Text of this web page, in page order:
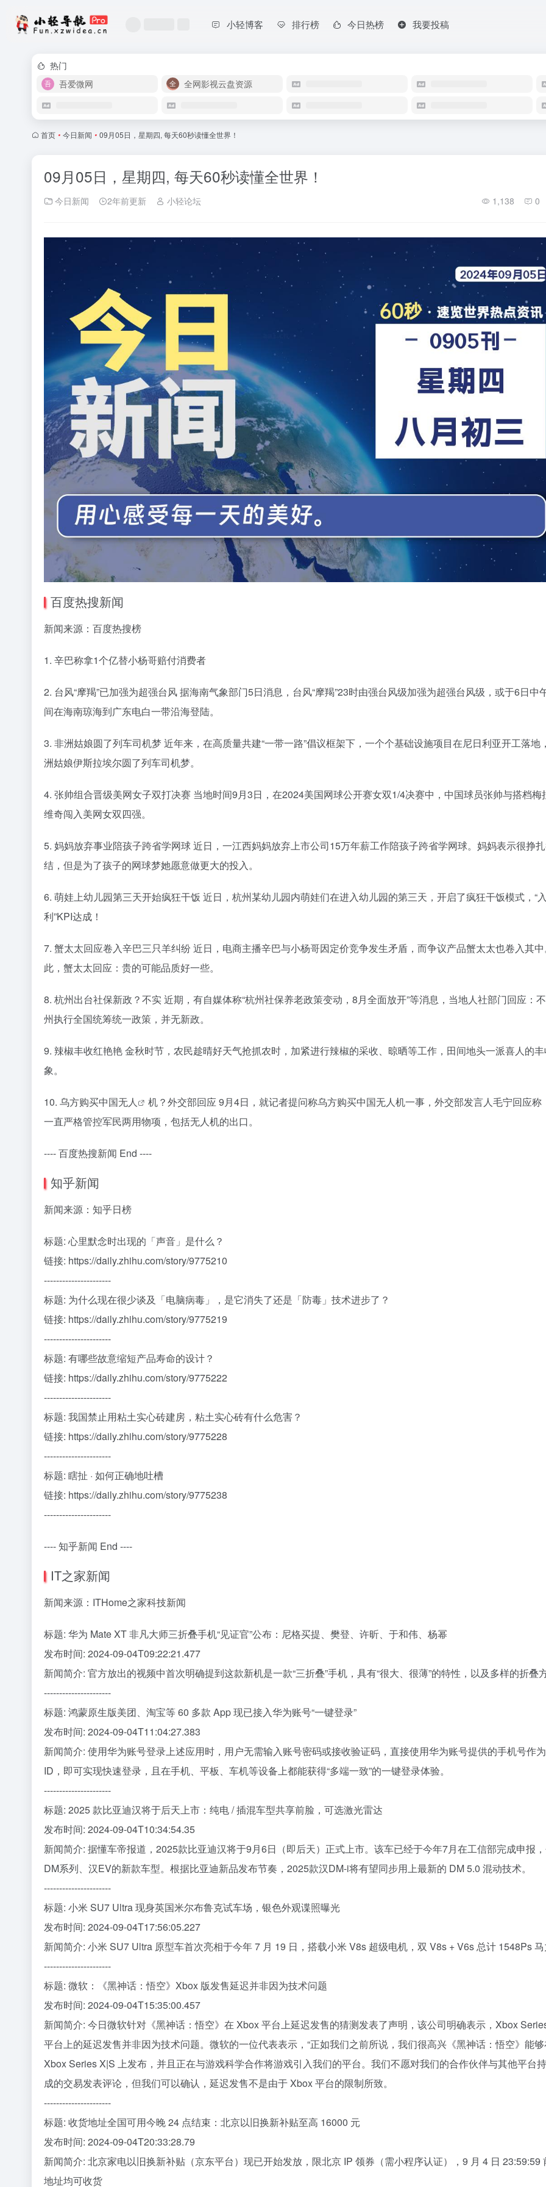
小轻博客 排行榜 今日热榜 我要投稿
热门
吾爱微网
全网影视云盘资源
首页 • 今日新闻 • 09月05日，星期四, 每天60秒读懂全世界！
09月05日，星期四, 每天60秒读懂全世界！
今日新闻 2年前更新 小轻论坛 1,138 0
百度热搜新闻
新闻来源：百度热搜榜
1. 辛巴称拿1个亿替小杨哥赔付消费者
2. 台风“摩羯”已加强为超强台风 据海南气象部门5日消息，台风“摩羯”23时由强台风级加强为超强台风级，或于6日中
间在海南琼海到广东电白一带沿海登陆。
3. 非洲姑娘圆了列车司机梦 近年来，在高质量共建“一带一路”倡议框架下，一个个基础设施项目在尼日利亚开工落地
洲姑娘伊斯拉埃尔圆了列车司机梦。
4. 张帅组合晋级美网女子双打决赛 当地时间9月3日，在2024美国网球公开赛女双1/4决赛中，中国球员张帅与搭档梅
维奇闯入美网女双四强。
5. 妈妈放弃事业陪孩子跨省学网球 近日，一江西妈妈放弃上市公司15万年薪工作陪孩子跨省学网球。妈妈表示很挣
结，但是为了孩子的网球梦她愿意做更大的投入。
6. 萌娃上幼儿园第三天开始疯狂干饭 近日，杭州某幼儿园内萌娃们在进入幼儿园的第三天，开启了疯狂干饭模式，“
利”KPI达成！
7. 蟹太太回应卷入辛巴三只羊纠纷 近日，电商主播辛巴与小杨哥因定价竞争发生矛盾，而争议产品蟹太太也卷入其
此，蟹太太回应：贵的可能品质好一些。
8. 杭州出台社保新政？不实 近期，有自媒体称“杭州社保养老政策变动，8月全面放开”等消息，当地人社部门回应：
州执行全国统筹统一政策，并无新政。
9. 辣椒丰收红艳艳 金秋时节，农民趁晴好天气抢抓农时，加紧进行辣椒的采收、晾晒等工作，田间地头一派喜人的
象。
10. 乌方购买中国无人
机？外交部回应 9月4日，就记者提问称乌方购买中国无人机一事，外交部发言人毛宁回应称
一直严格管控军民两用物项，包括无人机的出口。
---- 百度热搜新闻 End ----
知乎新闻
新闻来源：知乎日榜
标题: 心里默念时出现的「声音」是什么？
链接: https://daily.zhihu.com/story/9775210
----------------------
标题: 为什么现在很少谈及「电脑病毒」，是它消失了还是「防毒」技术进步了？
链接: https://daily.zhihu.com/story/9775219
----------------------
标题: 有哪些故意缩短产品寿命的设计？
链接: https://daily.zhihu.com/story/9775222
----------------------
标题: 我国禁止用粘土实心砖建房，粘土实心砖有什么危害？
链接: https://daily.zhihu.com/story/9775228
----------------------
标题: 瞎扯 · 如何正确地吐槽
链接: https://daily.zhihu.com/story/9775238
----------------------
---- 知乎新闻 End ----
IT之家新闻
新闻来源：ITHome之家科技新闻
标题: 华为 Mate XT 非凡大师三折叠手机“见证官”公布：尼格买提、樊登、许昕、于和伟、杨幂
发布时间: 2024-09-04T09:22:21.477
新闻简介: 官方放出的视频中首次明确提到这款新机是一款“三折叠”手机，具有“很大、很薄”的特性，以及多样的折叠
----------------------
标题: 鸿蒙原生版美团、淘宝等 60 多款 App 现已接入华为账号“一键登录”
发布时间: 2024-09-04T11:04:27.383
新闻简介: 使用华为账号登录上述应用时，用户无需输入账号密码或接收验证码，直接使用华为账号提供的手机号作
ID，即可实现快速登录，且在手机、平板、车机等设备上都能获得“多端一致”的一键登录体验。
----------------------
标题: 2025 款比亚迪汉将于后天上市：纯电 / 插混车型共享前脸，可选激光雷达
发布时间: 2024-09-04T10:34:54.35
新闻简介: 据懂车帝报道，2025款比亚迪汉将于9月6日（即后天）正式上市。该车已经于今年7月在工信部完成申报
DM系列、汉EV的新款车型。根据比亚迪新品发布节奏，2025款汉DM-i将有望同步用上最新的 DM 5.0 混动技术。
----------------------
标题: 小米 SU7 Ultra 现身英国米尔布鲁克试车场，银色外观谍照曝光
发布时间: 2024-09-04T17:56:05.227
新闻简介: 小米 SU7 Ultra 原型车首次亮相于今年 7 月 19 日，搭载小米 V8s 超级电机，双 V8s + V6s 总计 1548Ps
----------------------
标题: 微软：《黑神话：悟空》Xbox 版发售延迟并非因为技术问题
发布时间: 2024-09-04T15:35:00.457
新闻简介: 今日微软针对《黑神话：悟空》在 Xbox 平台上延迟发售的猜测发表了声明，该公司明确表示，Xbox
平台上的延迟发售并非因为技术问题。微软的一位代表表示，“正如我们之前所说，我们很高兴《黑神话：悟空》能
Xbox Series X|S 上发布，并且正在与游戏科学合作将游戏引入我们的平台。我们不愿对我们的合作伙伴与其他平台
成的交易发表评论，但我们可以确认，延迟发售不是由于 Xbox 平台的限制所致。
----------------------
标题: 收货地址全国可用今晚 24 点结束：北京以旧换新补贴至高 16000 元
发布时间: 2024-09-04T20:33:28.79
新闻简介: 北京家电以旧换新补贴（京东平台）现已开始发放，限北京 IP 领券（需小程序认证），9 月 4 日 23:59:59
地址均可收货